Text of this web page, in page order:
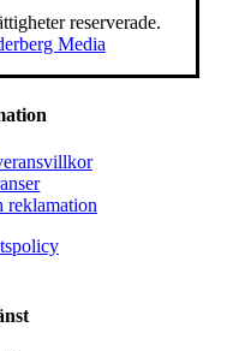
reserverade.
Media
reklamation